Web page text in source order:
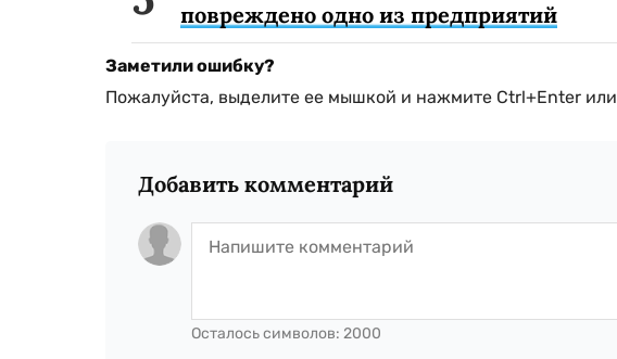
повреждено одно из предприятий
Заметили ошибку?
Пожалуйста, выделите ее мышкой и нажмите Ctrl+Enter или
Добавить комментарий
Осталось символов: 2000